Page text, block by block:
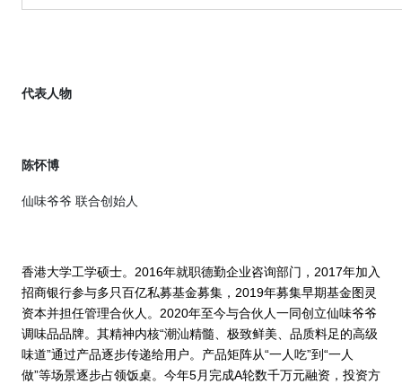
代表人物
陈怀博
仙味爷爷 联合创始人
香港大学工学硕士。 2016年就职德勤企业咨询部门， 2017年加入
招商银行参与多只百亿私募基金募集， 2019年募集早期基金图灵
资本并担任管理合伙人。 2020年至今与合伙人一同创立仙味爷爷
调味品品牌。其精神内核“潮汕精髓、极致鲜美、品质料足的高级
味道”通过产品逐步传递给用户。产品矩阵从“一人吃”到“一人
做”等场景逐步占领饭桌。今年5月完成A轮数千万元融资，投资方